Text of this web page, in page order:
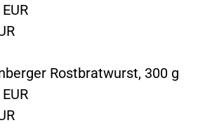
Rostbratwurst, 300 g